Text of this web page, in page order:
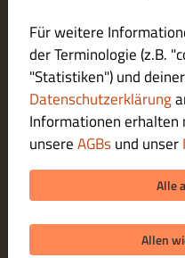
Cookie-Einstellungen ändern
Kontaktiere uns
Datenschutzerklärung
Allgemeine
Impressum
LIEFERUNG ZAHLUNGSARTEN
ZAHLUNGSARTEN BEI
Für weitere
der Terminologie (z.B.
"Statistiken") und
Datenschutzerklärung
Informationen erhalten
unsereAGBsund unser
Alle
Allen